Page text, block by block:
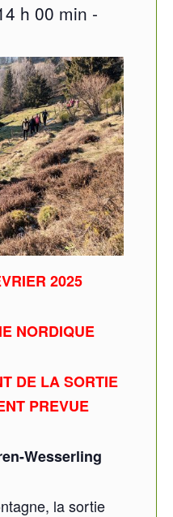
h 00 min -
2025
NORDIQUE
DE LA SORTIE
PREVUE
Wesserling
la sortie